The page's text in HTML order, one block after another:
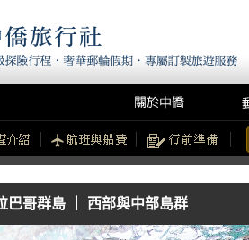
巴哥群島 ｜ 西部與中部島群